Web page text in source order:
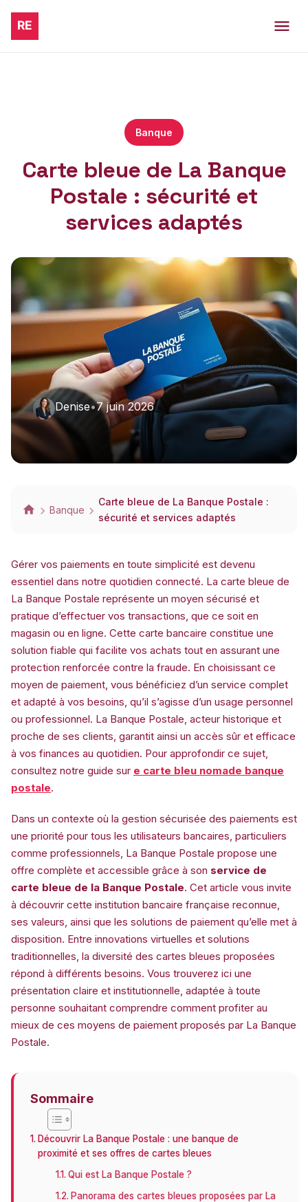
Banque
Carte bleue de La Banque
Postale : sécurité et
services adaptés
Denise•7 juin 2026
Banque
Carte bleue de La Banque Postale :
sécurité et services adaptés
Gérer vos paiements en toute simplicité est devenu
essentiel dans notre quotidien connecté. La carte bleue de
La Banque Postale représente un moyen sécurisé et
pratique d’effectuer vos transactions, que ce soit en
magasin ou en ligne. Cette carte bancaire constitue une
solution fiable qui facilite vos achats tout en assurant une
protection renforcée contre la fraude. En choisissant ce
moyen de paiement, vous bénéficiez d’un service complet
et adapté à vos besoins, qu’il s’agisse d’un usage personnel
ou professionnel. La Banque Postale, acteur historique et
proche de ses clients, garantit ainsi un accès sûr et efficace
à vos finances au quotidien. Pour approfondir ce sujet,
consultez notre guide sur e carte bleu nomade banque
postale.
Dans un contexte où la gestion sécurisée des paiements est
une priorité pour tous les utilisateurs bancaires, particuliers
comme professionnels, La Banque Postale propose une
offre complète et accessible grâce à son service de
carte bleue de la Banque Postale. Cet article vous invite
à découvrir cette institution bancaire française reconnue,
ses valeurs, ainsi que les solutions de paiement qu’elle met à
disposition. Entre innovations virtuelles et solutions
traditionnelles, la diversité des cartes bleues proposées
répond à différents besoins. Vous trouverez ici une
présentation claire et institutionnelle, adaptée à toute
personne souhaitant comprendre comment profiter au
mieux de ces moyens de paiement proposés par La Banque
Postale.
Sommaire
Découvrir La Banque Postale : une banque de
proximité et ses offres de cartes bleues
Qui est La Banque Postale ?
Panorama des cartes bleues proposées par La